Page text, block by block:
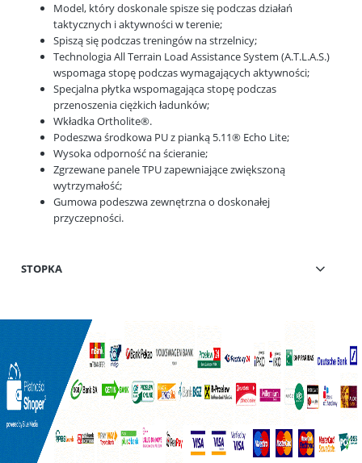
Model, który doskonale spisze się podczas działań
taktycznych i aktywności w terenie;
Spiszą się podczas treningów na strzelnicy;
Technologia All Terrain Load Assistance System (A.T.L.A.S.)
wspomaga stopę podczas wymagających aktywności;
Specjalna płytka wspomagająca stopę podczas
przenoszenia ciężkich ładunków;
Wkładka Ortholite®.
Podeszwa środkowa PU z pianką 5.11® Echo Lite;
Wysoka odporność na ścieranie;
Zgrzewane panele TPU zapewniające zwiększoną
wytrzymałość;
Gumowa podeszwa zewnętrzna o doskonałej
przyczepności.
STOPKA